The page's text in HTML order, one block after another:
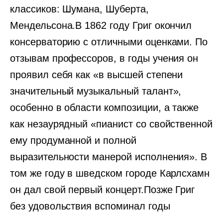
классиков: Шумана, Шуберта,
Мендельсона.В 1862 году Григ окончил
консерваторию с отличными оценками. По
отзывам профессоров, в годы учения он
проявил себя как «в высшей степени
значительный музыкальный талант»,
особенно в области композиции, а также
как незаурядный «пианист со свойственной
ему продуманной и полной
выразительности манерой исполнения». В
том же году в шведском городе Карлсхамн
он дал свой первый концерт.Позже Григ
без удовольствия вспоминал годы